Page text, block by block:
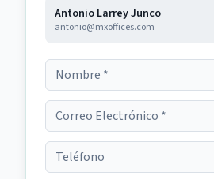
Antonio Larrey Junco
antonio@mxoffices.com